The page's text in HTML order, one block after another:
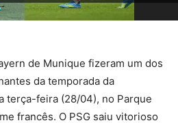
de Munique fizeram um dos
da temporada da
terça-feira (28/04), no Parque
francês. O PSG saiu vitorioso